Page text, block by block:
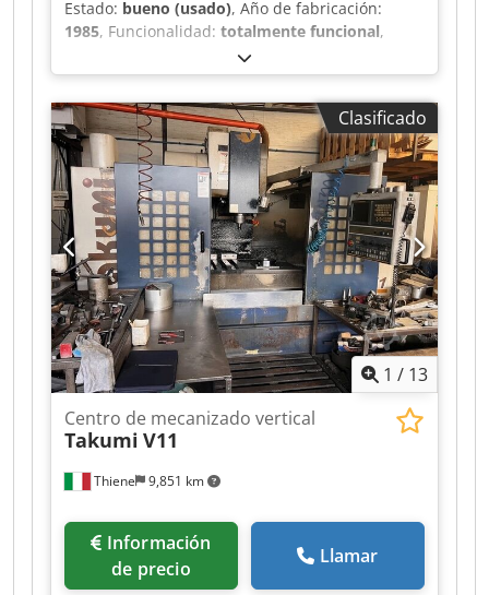
Estado: bueno (usado), Año de fabricación:
1985, Funcionalidad: totalmente funcional,
, longitud total:
ancho total:2,400 mm, peso total:4,750 kg,
velocidad del cabezal (máx.):6,000 rpm, La venta
se realiza desde la ubicación de Bremen.
Fabricante: Mazak con transportador de virutas y
accesorios Tipo: VQC-15/40 Año de fabricación:
1985 Datos técnicos: Recorridos en el eje X: 560
mm Recorridos en el eje Y: 410 mm Recorridos
en el eje Z: 380 mm Control: Mazatrol CAM M-2
Longitud de la mesa: 900 mm Ancho de la mesa:
410 mm Peso máximo de la pieza de trabajo: 300
kg Cambiador de herramientas: 30 Cono del
husillo: CAT 40 Velocidad máxima del husillo:
6000 rpm Potencia del motor del husillo: 7,5 kW
Largo x Ancho x Alto: 2300,0 x 2400,0 x 2480,0
Chedpfxezq Hwno Ak Hea Peso: 4750 kg
Clasificado
1 / 13
Thiene 9,851 km
Centro de mecanizado vertical
Takumi V11
de precio
Llamar